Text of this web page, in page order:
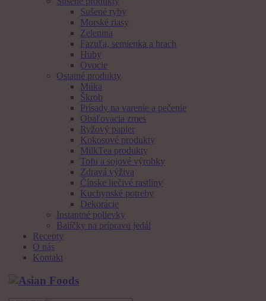
Sušené ryby
Morské riasy
Zelenina
Fazuľa, semienka a hrach
Huby
Ovocie
Ostatné produkty
Múka
Škrob
Prísady na varenie a pečenie
Obaľovacia zmes
Ryžový papier
Kokosové produkty
MilkTea produkty
Tofu a sojové výrobky
Zdravá výživa
Čínske liečivé rastliny
Kuchynské potreby
Dekorácie
Instantné polievky
Balíčky na prípravu jedál
Recepty
O nás
Kontakt